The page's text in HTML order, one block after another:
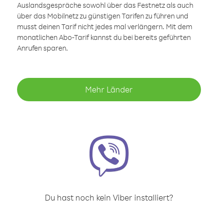
Auslandsgespräche sowohl über das Festnetz als auch
über das Mobilnetz zu günstigen Tarifen zu führen und
musst deinen Tarif nicht jedes mal verlängern. Mit dem
monatlichen Abo-Tarif kannst du bei bereits geführten
Anrufen sparen.
Mehr Länder
Du hast noch kein Viber installiert?